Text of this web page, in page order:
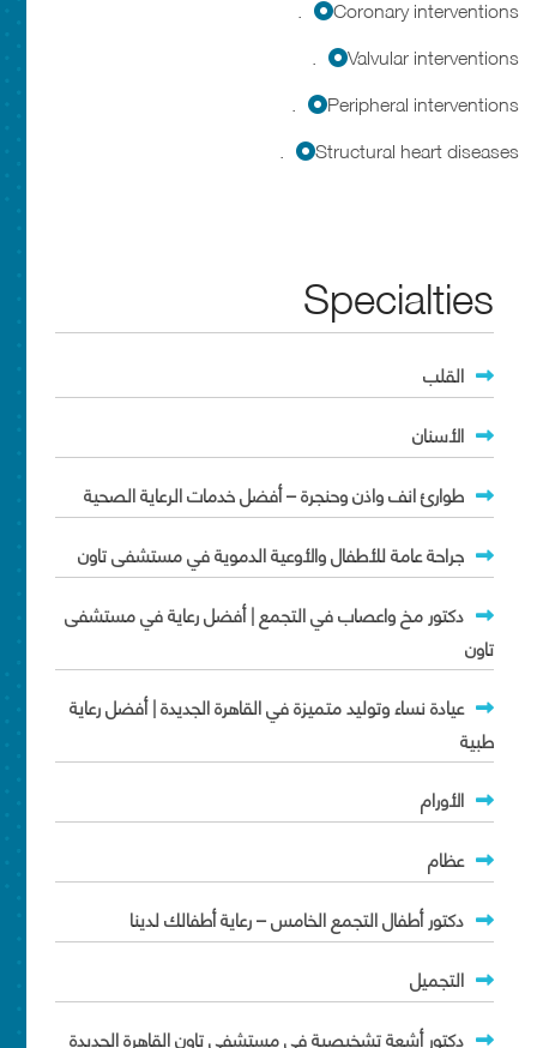
Coronary interventions.
Valvular interventions.
Peripheral interventions.
Structural heart diseases.
Specialties
القلب
الأسنان
طوارئ انف واذن وحنجرة – أفضل خدمات الرعاية الصحية
جراحة عامة للأطفال والأوعية الدموية في مستشفى تاون
دكتور مخ واعصاب في التجمع | أفضل رعاية في مستشفى
تاون
عيادة نساء وتوليد متميزة في القاهرة الجديدة | أفضل رعاية
طبية
الأورام
عظام
دكتور أطفال التجمع الخامس – رعاية أطفالك لدينا
التجميل
دكتور أشعة تشخيصية في مستشفى تاون القاهرة الجديدة